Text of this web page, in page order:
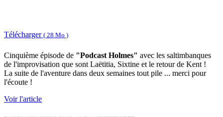
Télécharger ( 28 Mo )
Cinquième épisode de "Podcast Holmes" avec les saltimbanques
de l'improvisation que sont Laëtitia, Sixtine et le retour de Kent !
La suite de l'aventure dans deux semaines tout pile ... merci pour
l'écoute !
Voir l'article